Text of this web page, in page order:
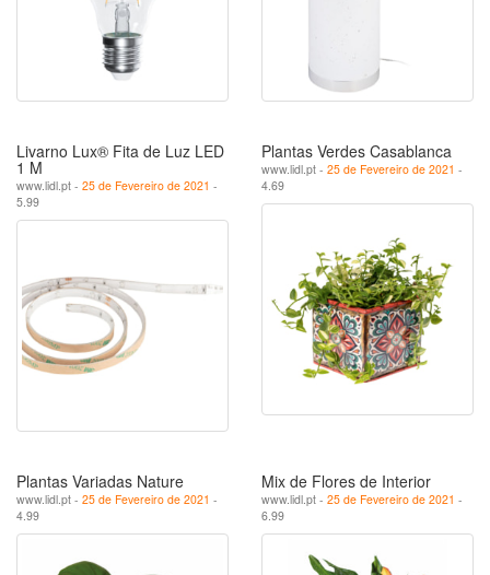
Livarno Lux® Fita de Luz LED
1 M
www.lidl.pt - 25 de Fevereiro de 2021 -
5.99
Plantas Verdes Casablanca
www.lidl.pt - 25 de Fevereiro de 2021 -
4.69
Plantas Variadas Nature
www.lidl.pt - 25 de Fevereiro de 2021 -
4.99
Mix de Flores de Interior
www.lidl.pt - 25 de Fevereiro de 2021 -
6.99